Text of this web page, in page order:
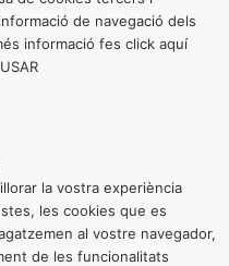
de navegació dels
informació fes click aquí
la vostra experiència
les cookies que es
al vostre navegador,
de les funcionalitats